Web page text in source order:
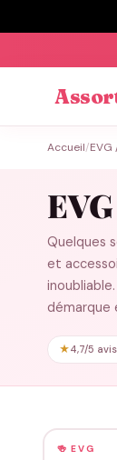
Accueil/EVG
EVG
Quelques
et
démarque
★4,7/5
🍻 EVG